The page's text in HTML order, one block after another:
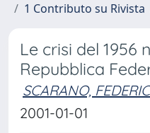
1 Contributo su Rivista
Le crisi del 1956
Repubblica
SCARANO,
2001-01-01